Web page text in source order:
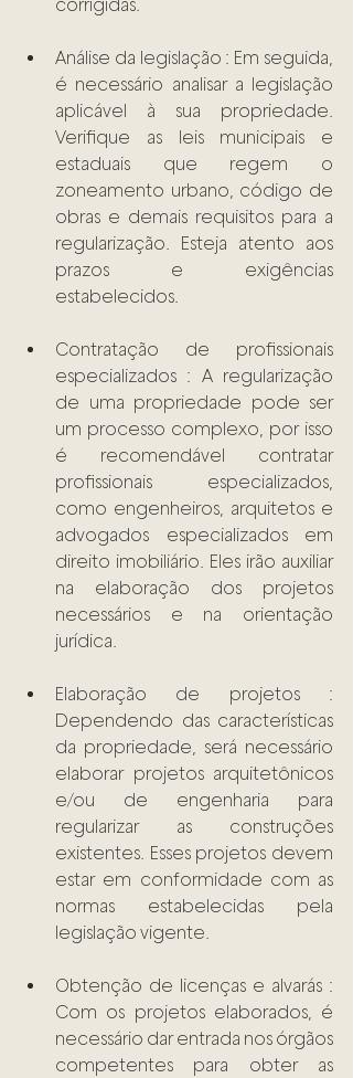
corrigidas.
Análise da legislação : Em seguida,
é necessário analisar a legislação
aplicável à sua propriedade.
Verifique as leis municipais e
estaduais que regem o
zoneamento urbano, código de
obras e demais requisitos para a
regularização. Esteja atento aos
prazos e exigências
estabelecidos.
Contratação de profissionais
especializados : A regularização
de uma propriedade pode ser
um processo complexo, por isso
é recomendável contratar
profissionais especializados,
como engenheiros, arquitetos e
advogados especializados em
direito imobiliário. Eles irão auxiliar
na elaboração dos projetos
necessários e na orientação
jurídica.
Elaboração de projetos :
Dependendo das características
da propriedade, será necessário
elaborar projetos arquitetônicos
e/ou de engenharia para
regularizar as construções
existentes. Esses projetos devem
estar em conformidade com as
normas estabelecidas pela
legislação vigente.
Obtenção de licenças e alvarás :
Com os projetos elaborados, é
necessário dar entrada nos órgãos
competentes para obter as